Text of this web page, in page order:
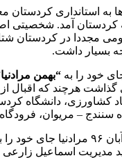
مجدداً نگاه ها به
کردستان آمد. شخصیتی
مجددا در کردستان
بسیار داشت.
“بهمن
هرچند که اقبال
دانشگاه
سنندج – مریوان،
مدیریت اسماعیل